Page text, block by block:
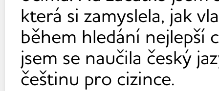
která si zamyslela, jak
během hledání nejlepší
jsem se naučila český
češtinu pro cizince.